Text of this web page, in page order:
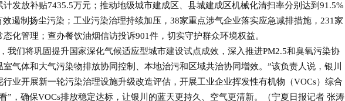
计发放补贴7435.5万元；推动地级城市建成区、县城建成区机械化清扫率分别达到91.5%
效遏制扬尘污染；工业污染治理持续加压，38家重点涉气企业落实应急减排措施，231家
态化管理；查办餐饮油烟信访投诉901件，切实守护群众环境权益。
们将巩固提升国家深化气候适应型城市建设试点成效，深入推进PM2.5和臭氧污染协
室气体和大气污染物排放协同控制、本地治污和区域共治协同增效。”该负责人说，银川
行业开展新一轮污染治理设施升级改造评估，开展工业企业挥发性有机物（VOCs）综合
”，确保VOCs排放稳定达标，让银川的蓝天更持久、空气更清新。（宁夏日报记者 张涛